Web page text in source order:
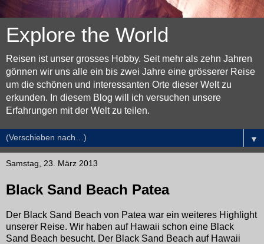
Explore the World
Reisen ist unser grosses Hobby. Seit mehr als zehn Jahren
gönnen wir uns alle ein bis zwei Jahre eine grösserer Reise
um die schönen und interessanten Orte dieser Welt zu
erkunden. In diesem Blog will ich versuchen unsere
Erfahrungen mit der Welt zu teilen.
▼
Samstag, 23. März 2013
Black Sand Beach Patea
Der Black Sand Beach von Patea war ein weiteres Highlight
unserer Reise. Wir haben auf Hawaii schon eine Black
Sand Beach besucht. Der Black Sand Beach auf Hawaii